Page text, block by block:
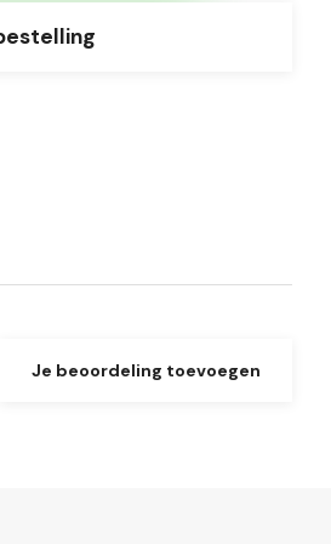
Je beoordeling toevoegen